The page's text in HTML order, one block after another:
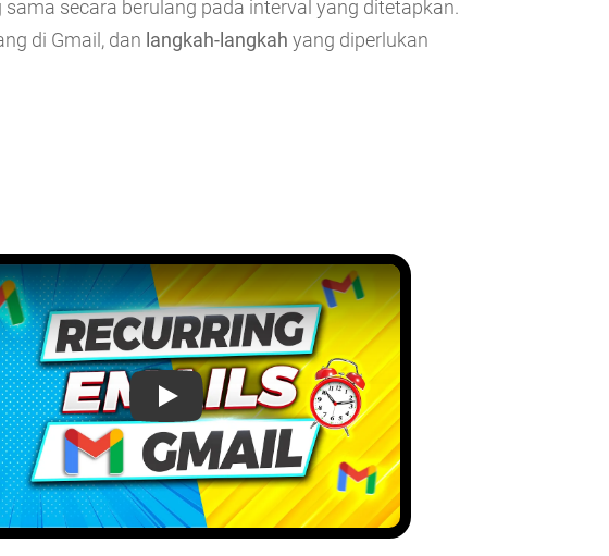
secara berulang pada interval yang ditetapkan.
di Gmail, dan langkah-langkah yang diperlukan
Bagaimana mengirimkan Email Berulang dengan Gmail